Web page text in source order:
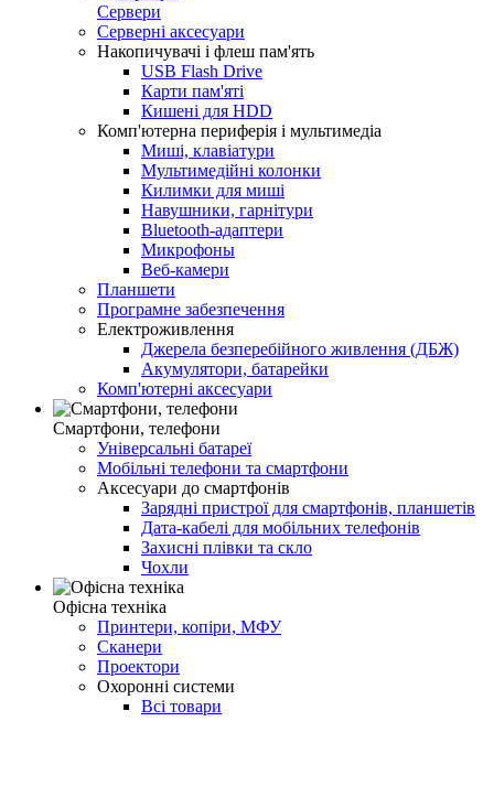
Сервери
Серверні аксесуари
Накопичувачі і флеш пам'ять
USB Flash Drive
Карти пам'яті
Кишені для HDD
Комп'ютерна периферія і мультимедіа
Миші, клавіатури
Мультимедійні колонки
Килимки для миші
Навушники, гарнітури
Bluetooth-адаптери
Микрофоны
Веб-камери
Планшети
Програмне забезпечення
Електроживлення
Джерела безперебійного живлення (ДБЖ)
Акумулятори, батарейки
Комп'ютерні аксесуари
Смартфони, телефони
Універсальні батареї
Мобільні телефони та смартфони
Аксесуари до смартфонів
Зарядні пристрої для смартфонів, планшетів
Дата-кабелі для мобільних телефонів
Захисні плівки та скло
Чохли
Офісна техніка
Принтери, копіри, МФУ
Сканери
Проектори
Охоронні системи
Всі товари